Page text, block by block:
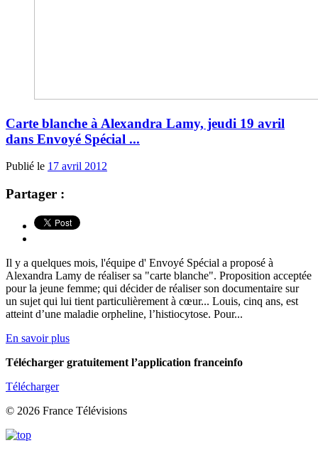
Carte blanche à Alexandra Lamy, jeudi 19 avril
dans Envoyé Spécial ...
Publié le 17 avril 2012
Partager :
Il y a quelques mois, l'équipe d' Envoyé Spécial a proposé à
Alexandra Lamy de réaliser sa "carte blanche". Proposition acceptée
pour la jeune femme; qui décider de réaliser son documentaire sur
un sujet qui lui tient particulièrement à cœur... Louis, cinq ans, est
atteint d’une maladie orpheline, l’histiocytose. Pour...
En savoir plus
Télécharger gratuitement l’application franceinfo
Télécharger
© 2026 France Télévisions